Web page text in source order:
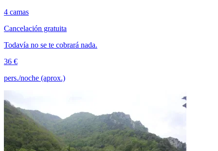
4 camas
Cancelación gratuita
Todavía no se te cobrará nada.
36 €
pers./noche (aprox.)